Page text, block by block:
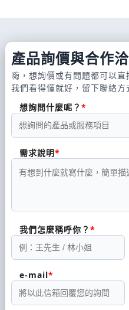
產品詢價與合作
嗨，想詢價或有問題都可以
我們看得懂就好，留下聯絡
想詢問什麼呢？
需求說明
我們怎麼稱呼你？
e-mail